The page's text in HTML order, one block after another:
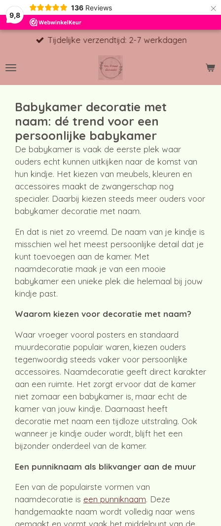
9,8
136 Reviews ×
Tijdelijke verzendtijd: 2-7 werkdagen
Babykamer decoratie met
naam: dé trend voor een
persoonlijke babykamer
De babykamer is vaak de eerste plek waar
ouders echt kunnen uitkijken naar de komst van
hun kindje. Het kiezen van meubels, kleuren en
accessoires maakt de zwangerschap nog
specialer. Daarbij kiezen steeds meer ouders voor
babykamer decoratie met naam.
En dat is niet zo vreemd. De naam van je kindje is
misschien wel het meest persoonlijke detail dat je
kunt toevoegen aan de kamer. Met
naamdecoratie maak je van een mooie
babykamer een unieke plek die helemaal bij jouw
kindje past.
Waarom kiezen voor decoratie met naam?
Waar vroeger vooral posters en standaard
muurdecoratie populair waren, kiezen ouders
tegenwoordig steeds vaker voor persoonlijke
accessoires. Naamdecoratie geeft direct karakter
aan een ruimte. Het zorgt ervoor dat de kamer
niet zomaar een babykamer is, maar echt de
kamer van jouw kindje. Daarnaast heeft
decoratie met naam een tijdloze uitstraling. Ook
wanneer je kindje ouder wordt, blijft het een
bijzonder onderdeel van de kamer.
Een punniknaam als blikvanger aan de muur
Een van de populairste vormen van
naamdecoratie is een punniknaam. Deze
handgemaakte naam wordt volledig naar wens
gemaakt en vormt vaak het middelpunt van de